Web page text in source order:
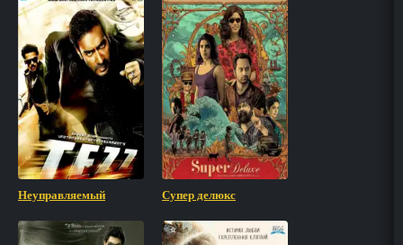
Неуправляемый Супер делюкс